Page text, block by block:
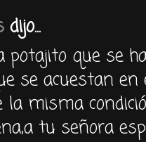
dijo...
potajito que se
se acuestan
la misma
tu señora